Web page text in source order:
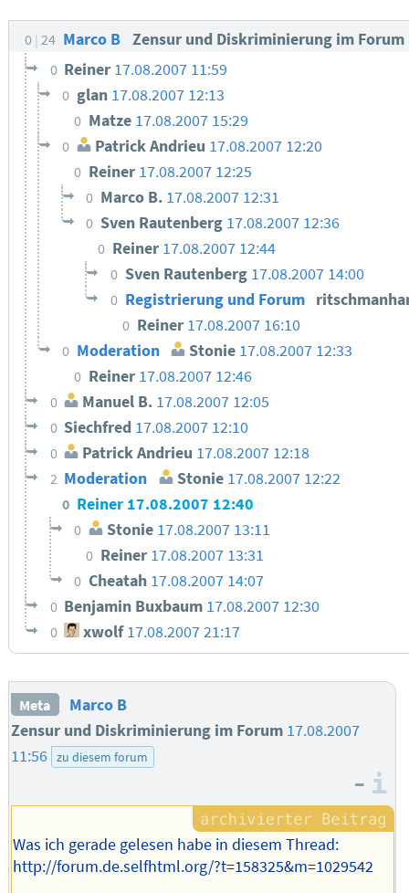
0 24 Marco B Zensur und Diskriminierung im Forum
0 Reiner 17.08.2007 11:59
0 glan 17.08.2007 12:13
0 Matze 17.08.2007 15:29
0 Patrick Andrieu 17.08.2007 12:20
0 Reiner 17.08.2007 12:25
0 Marco B. 17.08.2007 12:31
0 Sven Rautenberg 17.08.2007 12:36
0 Reiner 17.08.2007 12:44
0 Sven Rautenberg 17.08.2007 14:00
0 Registrierung und Forum
0 Reiner 17.08.2007 16:10
0 Moderation Stonie 17.08.2007 12:33
0 Reiner 17.08.2007 12:46
0 Manuel B. 17.08.2007 12:05
0 Siechfred 17.08.2007 12:10
0 Patrick Andrieu 17.08.2007 12:18
2 Moderation Stonie 17.08.2007 12:22
0 Reiner 17.08.2007 12:40
0 Stonie 17.08.2007 13:11
0 Reiner 17.08.2007 13:31
0 Cheatah 17.08.2007 14:07
0 Benjamin Buxbaum 17.08.2007 12:30
0 xwolf 17.08.2007 21:17
Meta
Marco B
Zensur und Diskriminierung im Forum 17.08.2007
11:56 zu diesem forum
–
Was ich gerade gelesen habe in diesem Thread:
http://forum.de.selfhtml.org/?t=158325&m=1029542